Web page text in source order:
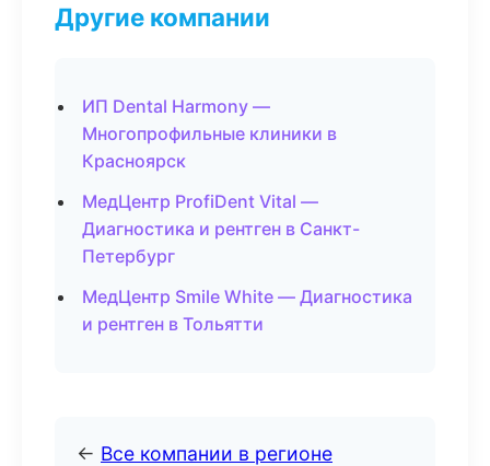
Другие компании
ИП Dental Harmony —
Многопрофильные клиники в
Красноярск
МедЦентр ProfiDent Vital —
Диагностика и рентген в Санкт-
Петербург
МедЦентр Smile White — Диагностика
и рентген в Тольятти
← Все компании в регионе